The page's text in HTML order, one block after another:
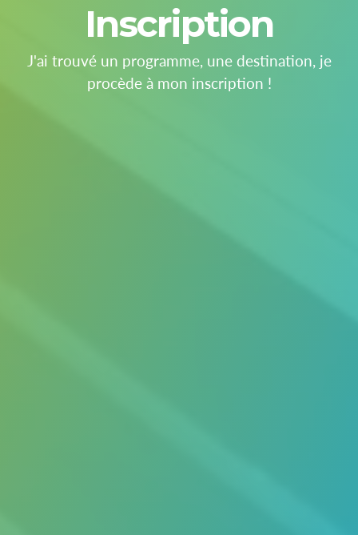
Inscription
J'ai trouvé un programme, une destination, je
procède à mon inscription !